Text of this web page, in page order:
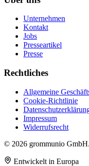
Unternehmen
Kontakt
Jobs
Presseartikel
Presse
Rechtliches
Allgemeine
Cookie-Richtlinie
Impressum
Widerrufsrecht
© 2026 grommunio
Entwickelt in Europa